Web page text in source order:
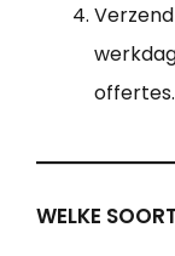
offertes.
WELKE